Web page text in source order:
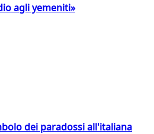
agli yemeniti»
dei paradossi all'italiana